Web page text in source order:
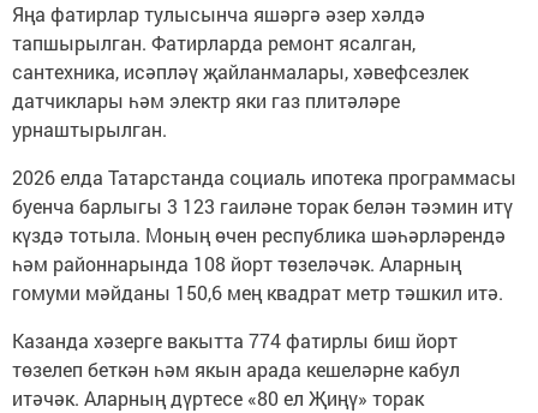
Яңа фатирлар тулысынча яшәргә әзер хәлдә
тапшырылган. Фатирларда ремонт ясалган,
сантехника, исәпләү җайланмалары, хәвефсезлек
датчиклары һәм электр яки газ плитәләре
урнаштырылган.
2026 елда Татарстанда социаль ипотека программасы
буенча барлыгы 3 123 гаиләне торак белән тәэмин итү
күздә тотыла. Моның өчен республика шәһәрләрендә
һәм районнарында 108 йорт төзеләчәк. Аларның
гомуми мәйданы 150,6 мең квадрат метр тәшкил итә.
Казанда хәзерге вакытта 774 фатирлы биш йорт
төзелеп беткән һәм якын арада кешеләрне кабул
итәчәк. Аларның дүртесе «80 ел Җиңү» торак